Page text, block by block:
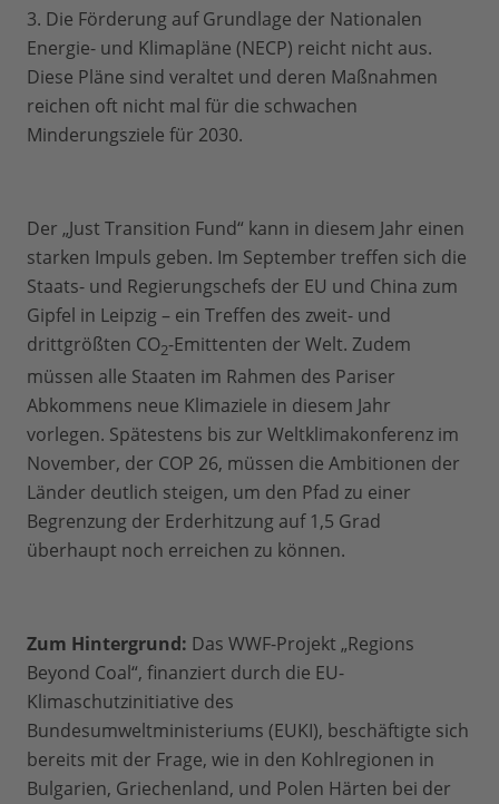
3. Die Förderung auf Grundlage der Nationalen
Energie- und Klimapläne (NECP) reicht nicht aus.
Diese Pläne sind veraltet und deren Maßnahmen
reichen oft nicht mal für die schwachen
Minderungsziele für 2030.
Der „Just Transition Fund“ kann in diesem Jahr einen
starken Impuls geben. Im September treffen sich die
Staats- und Regierungschefs der EU und China zum
Gipfel in Leipzig – ein Treffen des zweit- und
drittgrößten CO2-Emittenten der Welt. Zudem
müssen alle Staaten im Rahmen des Pariser
Abkommens neue Klimaziele in diesem Jahr
vorlegen. Spätestens bis zur Weltklimakonferenz im
November, der COP 26, müssen die Ambitionen der
Länder deutlich steigen, um den Pfad zu einer
Begrenzung der Erderhitzung auf 1,5 Grad
überhaupt noch erreichen zu können.
Zum Hintergrund: Das WWF-Projekt „Regions
Beyond Coal“, finanziert durch die EU-
Klimaschutzinitiative des
Bundesumweltministeriums (EUKI), beschäftigte sich
bereits mit der Frage, wie in den Kohlregionen in
Bulgarien, Griechenland, und Polen Härten bei der